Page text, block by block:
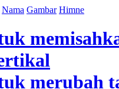
Nama Gambar Himne